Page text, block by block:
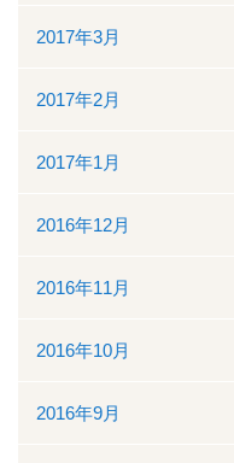
2017年3月
2017年2月
2017年1月
2016年12月
2016年11月
2016年10月
2016年9月